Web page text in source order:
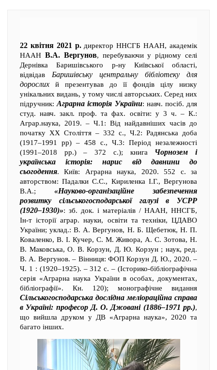
22 квітня 2021 р.директор ННСГБ НААН, академік
НААН В.А. Вергунов, перебуваючи у рідному селі
Дернівка Баришівського р-ну Київської області,
відвідав Баришівську центральну бібліотеку для
дорослих й презентував до її фондів цілу низку
унікальних видань, у тому числі авторських. Серед них
підручник:Аграрна історія України: навч. посіб. для
студ. навч. закл. проф. та фах. освіти: у 3 ч. – К.:
Аграр.наука, 2019. – Ч.1: Від найдавніших часів до
початку ХХ Століття – 332 с., Ч.2: Радянська доба
(1917–1991 рр) – 458 с., Ч.3: Період незалежності
(1991–2018 рр.) – 372 с.); книга Чорнозем і
українська історія: нарис від давнини до
сьогодення. Київ: Аграрна наука, 2020. 552 с. за
авторством: Падалки С.С., Кириленка І.Г., Вергунова
В.А.; «Науково-організаційне забезпечення
розвитку сільськогосподарської галузі в УСРР
(1920–1930)»: зб. док. і матеріалів / НААН, ННСГБ,
Ін-т історії аграр. науки, освіти та техніки, ЦДАВО
України; уклад.: В. А. Вергунов, Н. Б. Щебетюк, Н. П.
Коваленко, В. І. Кучер, С. М. Живора, А. С. Зотова, Н.
В. Маковська, О. В. Корзун, Д. Ю. Корзун ; наук, ред.
В. А. Вергунов. – Вінниця: ФОП Корзун Д. Ю., 2020. –
Ч. 1 : (1920–1925). – 312 с. – (Історико-бібліографічна
серія «Аграрна наука України в особах, документах,
бібліографії». Кн. 120); монографічне видання
Сільськогосподарська дослідна меліораційна справа
в Україні: професор Д. О. Джовані (1886–1971 рр.),
що вийшла друком у ДВ «Аграрна наука», 2020 та
багато інших.